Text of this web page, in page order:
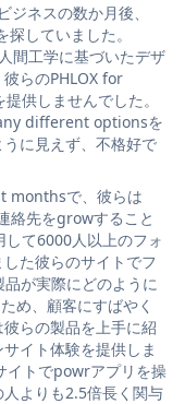
ネスの数か月後、
していました。
間工学に基づいたデザ
らのPHLOX for
供しませんでした。
different optionsを
に見えず、不格好で
monthsで、彼らは
絡先をgrowすること
て6000人以上のフォ
た彼らのサイトでフ
が実際にどのように
め、顧客にすばやく
らの製品を上手に紹
イト体験を提供しま
イトでpowrアプリを操
よりも2.5倍長く関与